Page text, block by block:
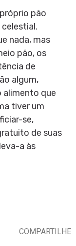
pão
nada, mas
pão, os
de
algum,
alimento que
tiver um
se,
de suas
a às
COMPARTILHE